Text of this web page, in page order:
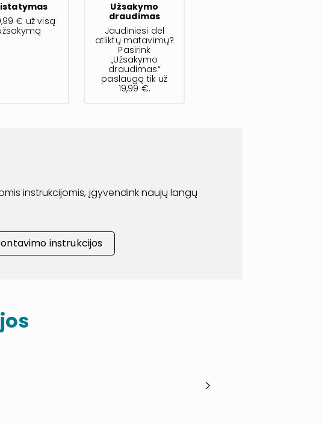
€ už visą
Užsakymo
draudimas
Jaudiniesi dėl
atliktų matavimų?
Pasirink
„Užsakymo
draudimas“
paslaugą tik už
19,99 €.
instrukcijomis, įgyvendink naujų langų
instrukcijos